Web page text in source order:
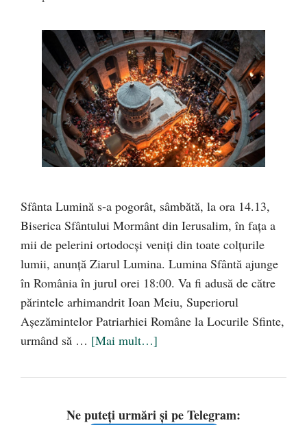
Sfânta Lumină s‑a pogorât, sâmbătă, la ora 14.13,
Biserica Sfântului Mormânt din Ierusalim, în fața a
mii de pelerini ortodocși veniți din toate colțurile
lumii, anunță Ziarul Lumina. Lumina Sfântă ajunge
în România în jurul orei 18:00. Va fi adusă de către
părintele arhimandrit Ioan Meiu, Superiorul
Așezămintelor Patriarhiei Române la Locurile Sfinte,
urmând să … [Mai mult…]
Ne puteți urmări și pe Telegram: